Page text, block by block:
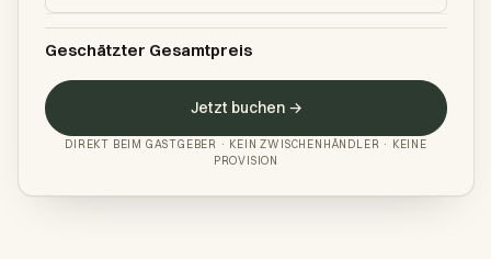
Geschätzter Gesamtpreis
Jetzt buchen →
DIREKT BEIM GASTGEBER · KEIN ZWISCHENHÄNDLER · KEINE
PROVISION